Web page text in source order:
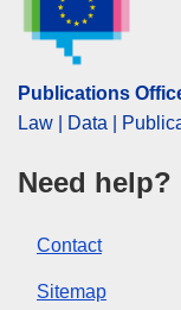
Publications
Law | Data |
Need help?
Contact
Sitemap